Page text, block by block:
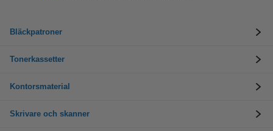
Bläckpatroner
Tonerkassetter
Kontorsmaterial
Skrivare och skanner